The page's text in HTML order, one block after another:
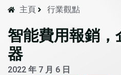
主頁 行業觀點
智能費用報銷，
器
2022 年 7 月 6 日